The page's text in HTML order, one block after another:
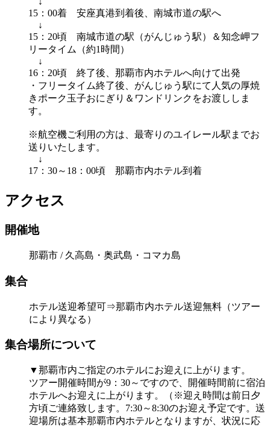
15：00着 安座真港到着後、南城市道の駅へ
↓
15：20頃 南城市道の駅（がんじゅう駅）＆知念岬フ
リータイム（約1時間）
↓
16：20頃 終了後、那覇市内ホテルへ向けて出発
・フリータイム終了後、がんじゅう駅にて人気の厚焼
きポーク玉子おにぎり＆ワンドリンクをお渡ししま
す。
※航空機ご利用の方は、最寄りのユイレール駅までお
送りいたします。
↓
17：30～18：00頃 那覇市内ホテル到着
アクセス
開催地
那覇市 / 久高島・奥武島・コマカ島
集合
ホテル送迎希望可⇒那覇市内ホテル送迎無料（ツアー
により異なる）
集合場所について
▼那覇市内ご指定のホテルにお迎えに上がります。
ツアー開催時間が9：30～ですので、開催時間前に宿泊
ホテルへお迎えに上がります。（※迎え時間は前日夕
方頃ご連絡致します。7:30～8:30のお迎え予定です。送
迎場所は基本那覇市内ホテルとなりますが、状況に応